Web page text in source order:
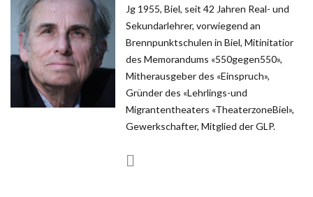
Jg 1955, Biel, seit 42 Jahren Real- und
Sekundarlehrer, vorwiegend an
Brennpunktschulen in Biel, Mitinitatior
des Memorandums «550gegen550»,
Mitherausgeber des «Einspruch»,
Gründer des «Lehrlings-und
Migrantentheaters «TheaterzoneBiel»,
Gewerkschafter, Mitglied der GLP.